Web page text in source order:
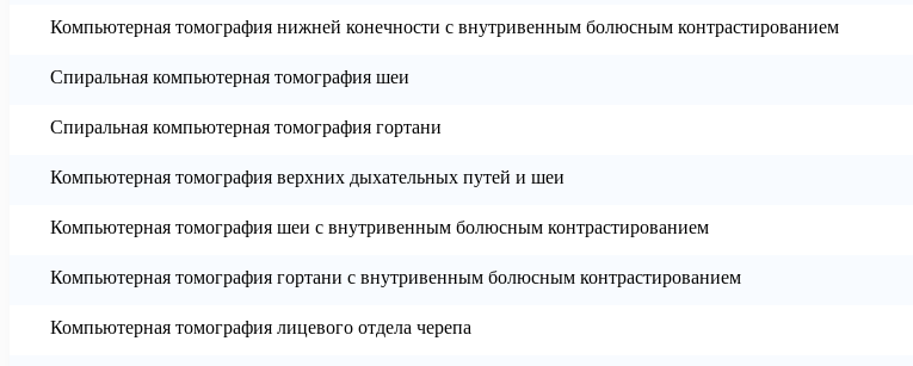
Компьютерная томография нижней конечности с внутривенным болюсным контрастированием
Спиральная компьютерная томография шеи
Спиральная компьютерная томография гортани
Компьютерная томография верхних дыхательных путей и шеи
Компьютерная томография шеи с внутривенным болюсным контрастированием
Компьютерная томография гортани с внутривенным болюсным контрастированием
Компьютерная томография лицевого отдела черепа